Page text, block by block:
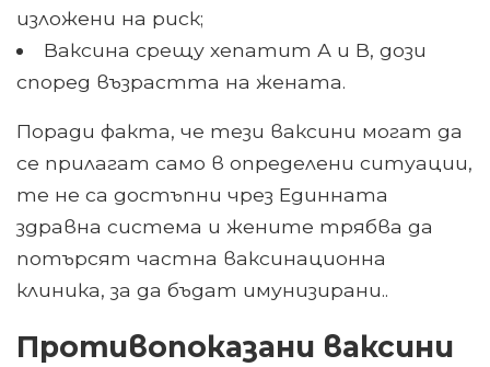
изложени на риск;
Ваксина срещу хепатит А и В, дози
според възрастта на жената.
Поради факта, че тези ваксини могат да
се прилагат само в определени ситуации,
те не са достъпни чрез Единната
здравна система и жените трябва да
потърсят частна ваксинационна
клиника, за да бъдат имунизирани..
Противопоказани ваксини